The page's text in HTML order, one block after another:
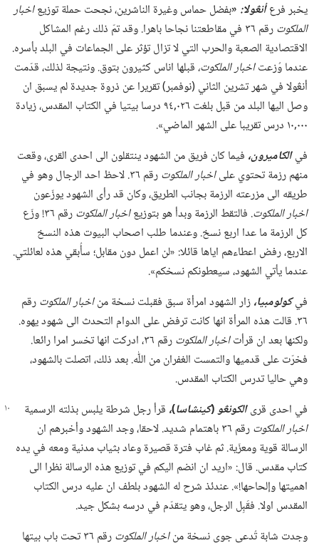
يخبر فرعأنڠولا:‏ «‏بفضل حماس وغيرة الناشرين،‏ نجحت حملة توزيعاخبار
الملكوت
رقم ٣٦ في مقاطعتنا نجاحا باهرا.‏ وقد تمّ ذلك رغم المشاكل
الاقتصادية الصعبة والحرب التي لا تزال تؤثر على الجماعات في البلد بأسره.‏
عندما وُزعتاخبار الملكوت،‏قبلها اناس كثيرون بتوق.‏ ونتيجة لذلك،‏ قدّمت
أنڠولا في شهر تشرين الثاني (‏نوفمبر)‏ تقريرا عن ذروة جديدة لم يسبق ان
وصل اليها البلد من قبل بلغت ٠٢٦‏,٩٤ درسا بيتيا في الكتاب المقدس،‏ زيادة
٠٠٠‏,١٠ درس تقريبا على الشهر الماضي».‏
فيالكاميرون،‏ فيما كان فريق من الشهود ينتقلون الى احدى القرى،‏ وقعت
منهم رزمة تحتوي علىاخبار الملكوت
رقم ٣٦.‏ لاحظ احد الرجال وهو في
طريقه الى مزرعته الرزمة بجانب الطريق،‏ وكان قد رأى الشهود يوزّعون
اخبار الملكوت‏.‏ فالتقط الرزمة وبدأ هو بتوزيعاخبار الملكوت
رقم ٣٦!‏ وزّع
كل الرزمة ما عدا اربع نسخ.‏ وعندما طلب اصحاب البيوت هذه النسخ
الاربع،‏ رفض اعطاءهم اياها قائلا:‏ «لن اعمل دون مقابل؛‏ سأُبقي هذه لعائلتي.‏
عندما يأتي الشهود،‏ سيعطونكم نسخكم».‏
فيكولومبيا،‏زار الشهود امرأة سبق فقبلت نسخة مناخبار الملكوترقم
٣٦.‏ قالت هذه المرأة انها كانت ترفض على الدوام التحدث الى شهود يهوه.‏
ولكنها بعد ان قرأتاخبار الملكوت
رقم ٣٦،‏ ادركت انها تخسر امرا رائعا.‏
فخرّت على قدميها والتمست الغفران من اللّٰه.‏ بعد ذلك،‏ اتصلت بالشهود،‏
وهي حاليا تدرس الكتاب المقدس.‏
في احدى قرىالكونڠو(‏كينشاسا‏)‏‏،‏ قرأ رجل شرطة يلبسبذلته الرسمية
اخبار الملكوت
رقم ٣٦ باهتمام شديد.‏ لاحقا،‏ وجد الشهود وأخبرهم ان
الرسالة قوية ومعزّية.‏ ثم غاب فترة قصيرة وعاد بثياب مدنية ومعه في يده
كتاب مقدس.‏ قال:‏ «اريد ان انضم اليكم في توزيع هذه الرسالة نظرا الى
اهميتها وإلحاحها!‏».‏ عندئذ شرح له الشهود بلطف ان عليه درس الكتاب
المقدس اولا.‏ فقَبِل الرجل،‏ وهو يتقدّم في درسه بشكل جيد.‏
وجدت شابة تُدعى جوي نسخة مناخبار الملكوت
رقم ٣٦ تحت باب بيتها